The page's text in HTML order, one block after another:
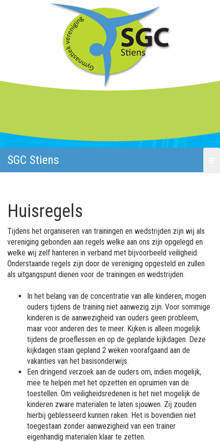
SGC Stiens
Huisregels
Tijdens het organiseren van trainingen en wedstrijden zijn wij als
vereniging gebonden aan regels welke aan ons zijn opgelegd en
welke wij zelf hanteren in verband met bijvoorbeeld veiligheid.
Onderstaande regels zijn door de vereniging opgesteld en zullen
als uitgangspunt dienen voor de trainingen en wedstrijden.
In het belang van de concentratie van alle kinderen, mogen
ouders tijdens de training niet aanwezig zijn. Voor sommige
kinderen is de aanwezigheid van ouders geen probleem,
maar voor anderen des te meer. Kijken is alleen mogelijk
tijdens de proeflessen en op de geplande kijkdagen. Deze
kijkdagen staan gepland 2 weken voorafgaand aan de
vakanties van het basisonderwijs.
Een dringend verzoek aan de ouders om, indien mogelijk,
mee te helpen met het opzetten en opruimen van de
toestellen. Om veiligheidsredenen is het niet mogelijk de
kinderen zware materialen te laten sjouwen. Zij zouden
hierbij geblesseerd kunnen raken. Het is bovendien niet
toegestaan zonder aanwezigheid van een trainer
eigenhandig materialen klaar te zetten.